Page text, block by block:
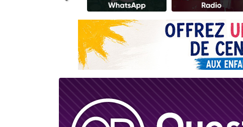
2 personnes
29 personnes
Il reste 49
2 personnes
6 personnes
4 personnes
2 personnes
17 personnes